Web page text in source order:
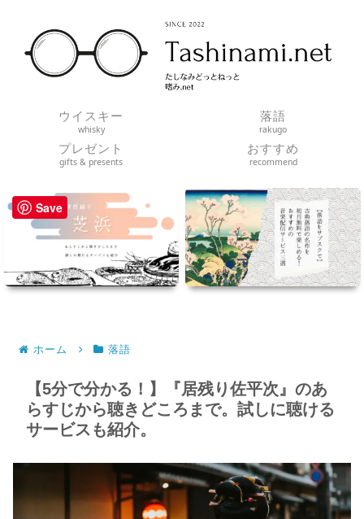
ウイスキー
whisky
落語
rakugo
プレゼント
gifts & presents
おすすめ
recommend
ホーム 落語
【5分で分かる！】『居残り佐平次』のあ
らすじから聴きどころまで。試しに聴ける
サービスも紹介。
Save